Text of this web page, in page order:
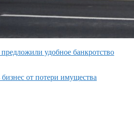
удобное банкротство
от потери имущества